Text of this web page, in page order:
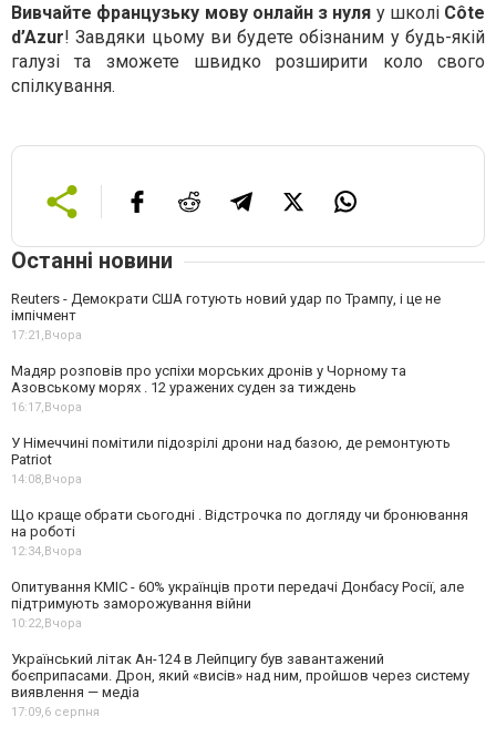
Вивчайте французьку мову онлайн з нуля у школі Côte
d’Azur! Завдяки цьому ви будете обізнаним у будь-якій
галузі та зможете швидко розширити коло свого
спілкування.
Останні новини
Reuters - Демократи США готують новий удар по Трампу, і це не
імпічмент
17:21,Вчора
Мадяр розповів про успіхи морських дронів у Чорному та
Азовському морях . 12 уражених суден за тиждень
16:17,Вчора
У Німеччині помітили підозрілі дрони над базою, де ремонтують
Patriot
14:08,Вчора
Що краще обрати сьогодні . Відстрочка по догляду чи бронювання
на роботі
12:34,Вчора
Опитування КМІС - 60% українців проти передачі Донбасу Росії, але
підтримують заморожування війни
10:22,Вчора
Український літак Ан-124 в Лейпцигу був завантажений
боєприпасами. Дрон, який «висів» над ним, пройшов через систему
виявлення — медіа
17:09,6 серпня